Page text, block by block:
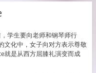
学生要向老师和钢琴师行
文化中，女子向对方表示尊敬
就是从西方屈膝礼演变而成